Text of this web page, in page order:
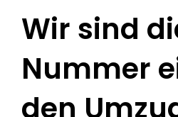
Wir sind
Nummer
den